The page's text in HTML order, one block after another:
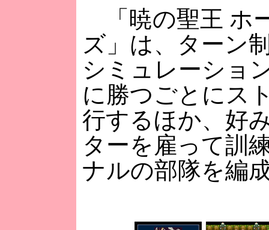
「暁の聖王 ホ
ズ」は、ターン
シミュレーショ
に勝つごとにス
行するほか、好
ターを雇って訓
ナルの部隊を編